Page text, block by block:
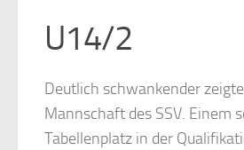
U14/2
Deutlich schwankender
Mannschaft des SSV. Einem
Tabellenplatz in der